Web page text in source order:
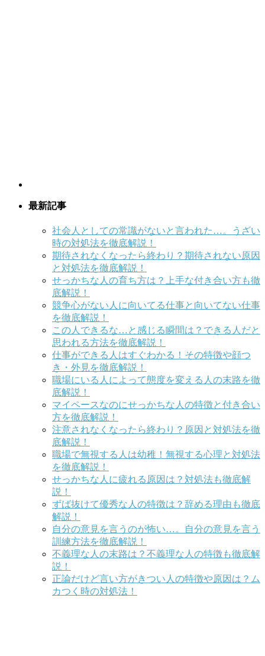
最新記事
社会人としての常識がないと言われた…。うざい
時の対処法を徹底解説！
期待されなくなったら終わり？期待されない原因
と対処法を徹底解説！
せっかちな人の育ち方は？上手な付き合い方も徹
底解説！
競争心がない人に向いてる仕事と向いてない仕事
を徹底解説！
この人できるな…と感じる瞬間は？できる人だと
思われる方法を徹底解説！
仕事ができる人はすぐわかる！その特徴や顔つ
き・外見を徹底解説！
職場にいる人によって態度を変える人の末路を徹
底解説！
マイペースなのにせっかちな人の特徴と付き合い
方を徹底解説！
注意されなくなったら終わり？原因と対処法を徹
底解説！
職場で無視する人は幼稚！無視する心理と対処法
を徹底解説！
せっかちな人に疲れる原因は？対処法も徹底解
説！
ずば抜けて優秀な人の特徴は？辞める理由も徹底
解説！
自分の意見を言うのが怖い…。自分の意見を言う
訓練方法を徹底解説！
不義理な人の末路は？不義理な人の特徴も徹底解
説！
正論だけど言い方がきつい人の特徴や原因は？ム
カつく時の対処法！